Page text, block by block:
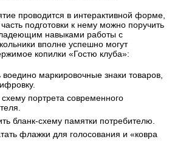
проводится в интерактивной форме,
подготовки к нему можно поручить
навыками работы с
вполне успешно могут
копилки «Гостю клуба»:
маркировочные знаки товаров,
портрета современного
бланк-схему памятки потребителю.
флажки для голосования и «ковра